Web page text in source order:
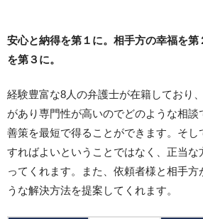
安心と納得を第１に。相手方の幸福を
を第３に。
経験豊富な8人の弁護士が在籍しており
があり専門性が高いのでどのような相談
善策を最短で得ることができます。そし
すればよいということではなく、正当な
ってくれます。また、依頼者様と相手方
うな解決方法を提案してくれます。